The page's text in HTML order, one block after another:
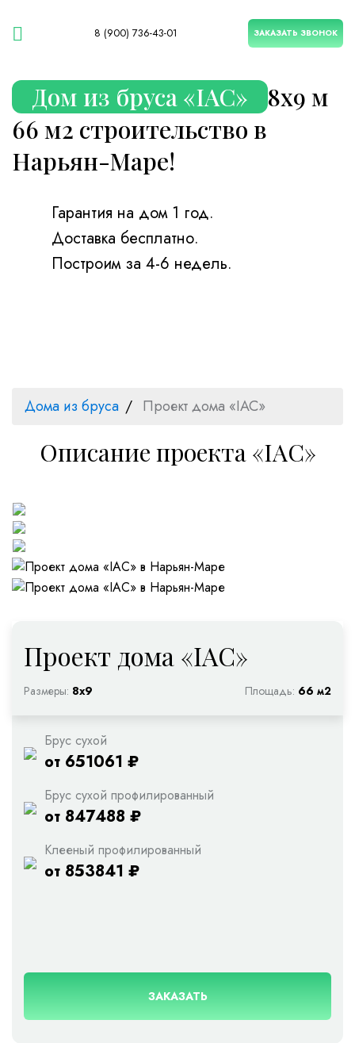
8 (900) 736-43-01 ЗАКАЗАТЬ ЗВОНОК
Дом из бруса «IAC»
8х9 м
66 м2 строительство в
Нарьян-Маре!
Гарантия на дом 1 год.
Доставка бесплатно.
Построим за 4-6 недель.
Дома из бруса Проект дома «IAC»
Описание проекта «IAC»
Проект дома «IAC»
Размеры: 8х9 Площадь: 66 м2
Брус сухой
от 651061 ₽
Брус сухой профилированный
от 847488 ₽
Клееный профилированный
от 853841 ₽
ЗАКАЗАТЬ